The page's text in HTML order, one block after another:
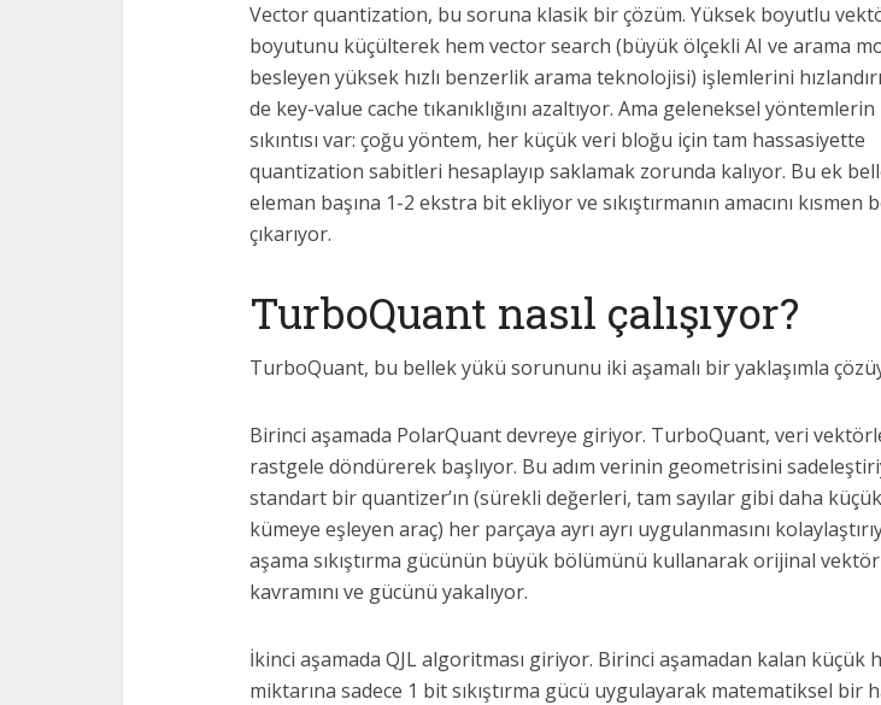
Vector quantization, bu soruna klasik bir çözüm. Yüksek boyutlu
boyutunu küçülterek hem vector search (büyük ölçekli AI ve arama
besleyen yüksek hızlı benzerlik arama teknolojisi) işlemlerini
de key-value cache tıkanıklığını azaltıyor. Ama geleneksel
sıkıntısı var: çoğu yöntem, her küçük veri bloğu için tam hassasiyette
quantization sabitleri hesaplayıp saklamak zorunda kalıyor. Bu ek
eleman başına 1-2 ekstra bit ekliyor ve sıkıştırmanın amacını kısmen
çıkarıyor.
TurboQuant nasıl çalışıyor?
TurboQuant, bu bellek yükü sorununu iki aşamalı bir yaklaşımla
Birinci aşamada PolarQuant devreye giriyor. TurboQuant, veri
rastgele döndürerek başlıyor. Bu adım verinin geometrisini
standart bir quantizer’ın (sürekli değerleri, tam sayılar gibi daha
kümeye eşleyen araç) her parçaya ayrı ayrı uygulanmasını
aşama sıkıştırma gücünün büyük bölümünü kullanarak orijinal
kavramını ve gücünü yakalıyor.
İkinci aşamada QJL algoritması giriyor. Birinci aşamadan kalan küçük
miktarına sadece 1 bit sıkıştırma gücü uygulayarak matematiksel bir